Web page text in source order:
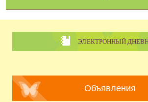
ЭЛЕКТРОННЫЙ
Объявления